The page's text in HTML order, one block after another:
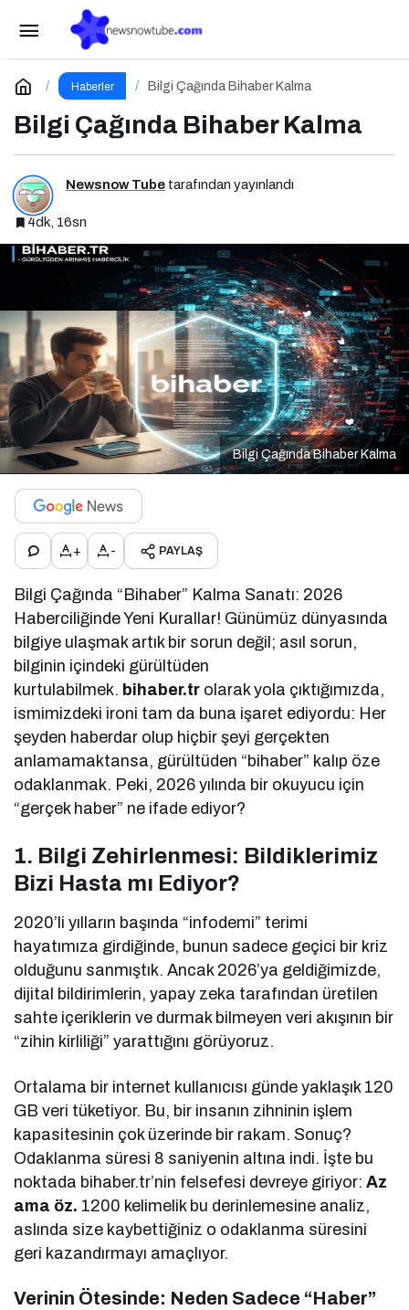
Haberler Bilgi Çağında Bihaber Kalma
Bilgi Çağında Bihaber Kalma
Newsnow Tube tarafından yayınlandı
4dk, 16sn
Bilgi Çağında Bihaber Kalma
+ - PAYLAŞ
Bilgi Çağında “Bihaber” Kalma Sanatı: 2026
Haberciliğinde Yeni Kurallar! Günümüz dünyasında
bilgiye ulaşmak artık bir sorun değil; asıl sorun,
bilginin içindeki gürültüden
kurtulabilmek. bihaber.tr olarak yola çıktığımızda,
ismimizdeki ironi tam da buna işaret ediyordu: Her
şeyden haberdar olup hiçbir şeyi gerçekten
anlamamaktansa, gürültüden “bihaber” kalıp öze
odaklanmak. Peki, 2026 yılında bir okuyucu için
“gerçek haber” ne ifade ediyor?
1. Bilgi Zehirlenmesi: Bildiklerimiz
Bizi Hasta mı Ediyor?
2020’li yılların başında “infodemi” terimi
hayatımıza girdiğinde, bunun sadece geçici bir kriz
olduğunu sanmıştık. Ancak 2026’ya geldiğimizde,
dijital bildirimlerin, yapay zeka tarafından üretilen
sahte içeriklerin ve durmak bilmeyen veri akışının bir
“zihin kirliliği” yarattığını görüyoruz.
Ortalama bir internet kullanıcısı günde yaklaşık 120
GB veri tüketiyor. Bu, bir insanın zihninin işlem
kapasitesinin çok üzerinde bir rakam. Sonuç?
Odaklanma süresi 8 saniyenin altına indi. İşte bu
noktada bihaber.tr’nin felsefesi devreye giriyor:Az
ama öz. 1200 kelimelik bu derinlemesine analiz,
aslında size kaybettiğiniz o odaklanma süresini
geri kazandırmayı amaçlıyor.
Verinin Ötesinde: Neden Sadece “Haber”
Tam Liste Yayın Hayatına Başladı!
Yorum Yap